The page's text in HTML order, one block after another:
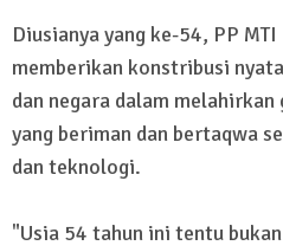
Diusianya yang ke-54, PP
memberikan konstribusi
dan negara dalam melahirkan
yang beriman dan bertaqwa
dan teknologi.
"Usia 54 tahun ini tentu